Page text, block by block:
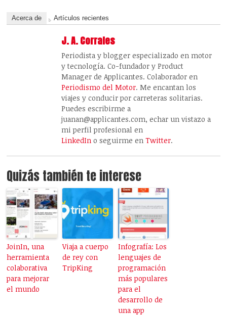
Acerca de Artículos recientes
J. A. Corrales
Periodista y blogger especializado en motor
y tecnología. Co-fundador y Product
Manager de Applicantes. Colaborador en
Periodismo del Motor. Me encantan los
viajes y conducir por carreteras solitarias.
Puedes escribirme a
juanan@applicantes.com, echar un vistazo a
mi perfil profesional en
LinkedIn o seguirme enTwitter.
Quizás también te interese
JoinIn, una
herramienta
colaborativa
para mejorar
el mundo
Viaja a cuerpo
de rey con
TripKing
Infografía: Los
lenguajes de
programación
más populares
para el
desarrollo de
una app